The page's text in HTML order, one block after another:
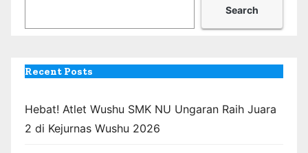
Search
Recent Posts
Hebat! Atlet Wushu SMK NU Ungaran Raih Juara
2 di Kejurnas Wushu 2026